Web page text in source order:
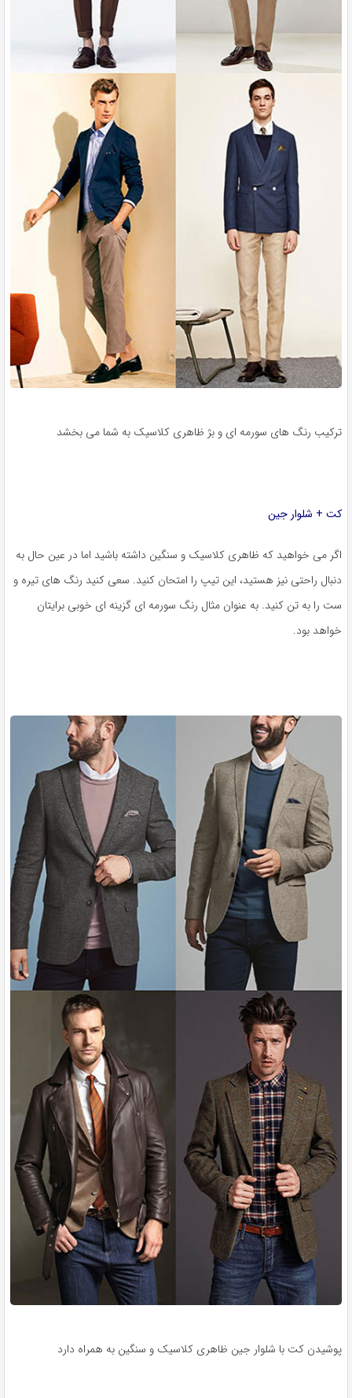
ترکیب رنگ های سورمه ای و بژ ظاهری کلاسیک به شما می بخشد
کت + شلوار جین
اگر می خواهید که ظاهری کلاسیک و سنگین داشته باشید اما در عین حال به
دنبال راحتی نیز هستید، این تیپ را امتحان کنید. سعی کنید رنگ های تیره و
ست را به تن کنید. به عنوان مثال رنگ سورمه ای گزینه ای خوبی برایتان
خواهد بود.
پوشیدن کت با شلوار جین ظاهری کلاسیک و سنگین به همراه دارد